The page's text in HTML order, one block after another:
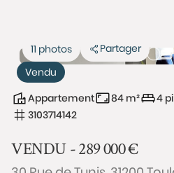
Vendu
11 photos Partager
Appartement 84 m² 4
3103714142
VENDU -289 000€